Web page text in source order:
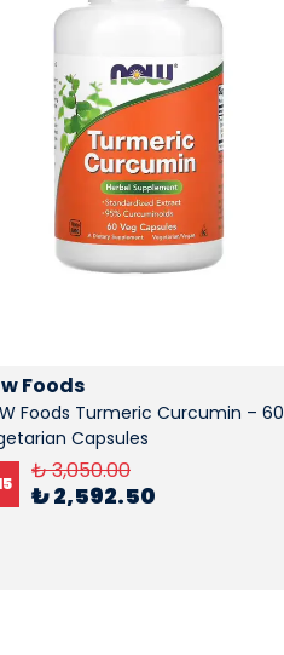
Foods
Foods Turmeric Curcumin – 60
Capsules
₺ 3,050.00
₺ 2,592.50